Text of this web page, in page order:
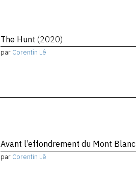
The Hunt (2020)
par Corentin Lê
Avant l’effondrement du Mont Blanc
par Corentin Lê